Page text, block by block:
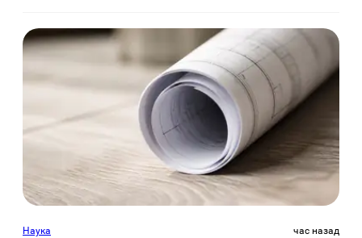
Наука час назад